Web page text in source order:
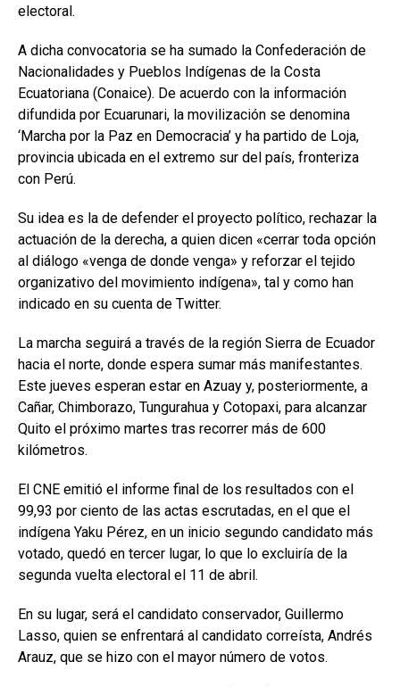
electoral.
A dicha convocatoria se ha sumado la Confederación de
Nacionalidades y Pueblos Indígenas de la Costa
Ecuatoriana (Conaice). De acuerdo con la información
difundida por Ecuarunari, la movilización se denomina
‘Marcha por la Paz en Democracia’ y ha partido de Loja,
provincia ubicada en el extremo sur del país, fronteriza
con Perú.
Su idea es la de defender el proyecto político, rechazar la
actuación de la derecha, a quien dicen «cerrar toda opción
al diálogo «venga de donde venga» y reforzar el tejido
organizativo del movimiento indígena», tal y como han
indicado en su cuenta de Twitter.
La marcha seguirá a través de la región Sierra de Ecuador
hacia el norte, donde espera sumar más manifestantes.
Este jueves esperan estar en Azuay y, posteriormente, a
Cañar, Chimborazo, Tungurahua y Cotopaxi, para alcanzar
Quito el próximo martes tras recorrer más de 600
kilómetros.
El CNE emitió el informe final de los resultados con el
99,93 por ciento de las actas escrutadas, en el que el
indígena Yaku Pérez, en un inicio segundo candidato más
votado, quedó en tercer lugar, lo que lo excluiría de la
segunda vuelta electoral el 11 de abril.
En su lugar, será el candidato conservador, Guillermo
Lasso, quien se enfrentará al candidato correísta, Andrés
Arauz, que se hizo con el mayor número de votos.